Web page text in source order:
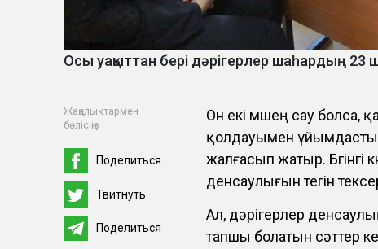
Осы уақыттан бері дәрігерлер шаһардың
Жаңалықтармен
бөлісіңіз
Поделиться
Твитнуть
Поделиться
Он екі мүшең сау болса,
қолдауымен
жалғасып жатыр.
денсаулығын тегін
Ал, дәрігерлер
тапшы болатын сәттер